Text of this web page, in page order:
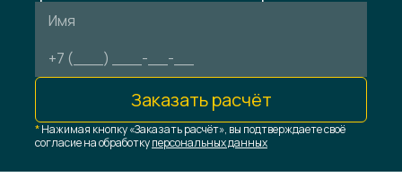
Заказать расчёт
*Нажимая кнопку «Заказать расчёт», вы подтверждаете своё
согласие на обработкуперсональных данных